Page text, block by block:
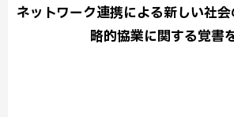
ネットワーク連携による新しい社
略的協業に関する覚書